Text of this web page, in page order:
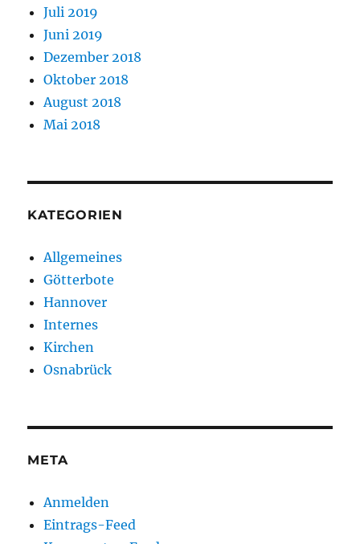
Juli 2019
Juni 2019
Dezember 2018
Oktober 2018
August 2018
Mai 2018
KATEGORIEN
Allgemeines
Götterbote
Hannover
Internes
Kirchen
Osnabrück
META
Anmelden
Eintrags-Feed